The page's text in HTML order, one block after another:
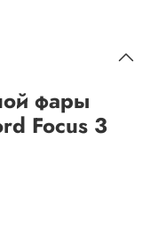
фары
Focus 3